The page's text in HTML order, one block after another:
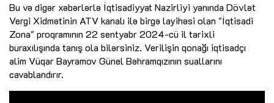
Bu və digər xəbərlərlə İqtisadiyyat Nazirliyi yanında Dövlət
Vergi Xidmətinin ATV kanalı ilə birgə layihəsi olan "İqtisadi
Zona" proqramının 22 sentyabr 2024-cü il tarixli
buraxılışında tanış ola bilərsiniz. Verilişin qonağı iqtisadçı
alim Vüqar Bayramov Günel Bəhramqızının suallarını
cavablandırır.